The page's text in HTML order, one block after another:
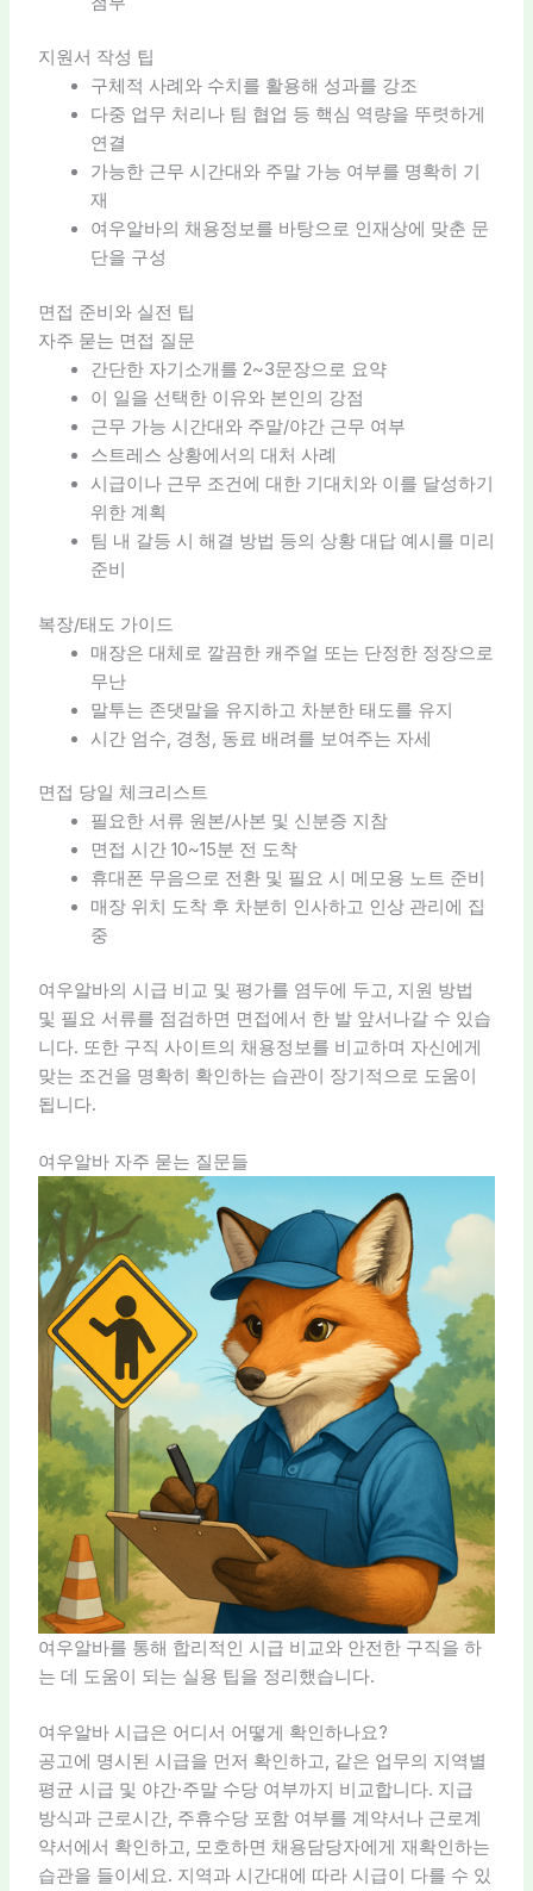
지원서 작성 팁
구체적 사례와 수치를 활용해 성과를 강조
다중 업무 처리나 팀 협업 등 핵심 역량을 뚜렷하게
연결
가능한 근무 시간대와 주말 가능 여부를 명확히 기
재
여우알바의 채용정보를 바탕으로 인재상에 맞춘 문
단을 구성
면접 준비와 실전 팁
자주 묻는 면접 질문
간단한 자기소개를 2~3문장으로 요약
이 일을 선택한 이유와 본인의 강점
근무 가능 시간대와 주말/야간 근무 여부
스트레스 상황에서의 대처 사례
시급이나 근무 조건에 대한 기대치와 이를 달성하기
위한 계획
팀 내 갈등 시 해결 방법 등의 상황 대답 예시를 미리
준비
복장/태도 가이드
매장은 대체로 깔끔한 캐주얼 또는 단정한 정장으로
무난
말투는 존댓말을 유지하고 차분한 태도를 유지
시간 엄수, 경청, 동료 배려를 보여주는 자세
면접 당일 체크리스트
필요한 서류 원본/사본 및 신분증 지참
면접 시간 10~15분 전 도착
휴대폰 무음으로 전환 및 필요 시 메모용 노트 준비
매장 위치 도착 후 차분히 인사하고 인상 관리에 집
중
여우알바의 시급 비교 및 평가를 염두에 두고, 지원 방법
및 필요 서류를 점검하면 면접에서 한 발 앞서나갈 수 있습
니다. 또한 구직 사이트의 채용정보를 비교하며 자신에게
맞는 조건을 명확히 확인하는 습관이 장기적으로 도움이
됩니다.
여우알바 자주 묻는 질문들
여우알바를 통해 합리적인 시급 비교와 안전한 구직을 하
는 데 도움이 되는 실용 팁을 정리했습니다.
여우알바 시급은 어디서 어떻게 확인하나요?
공고에 명시된 시급을 먼저 확인하고, 같은 업무의 지역별
평균 시급 및 야간·주말 수당 여부까지 비교합니다. 지급
방식과 근로시간, 주휴수당 포함 여부를 계약서나 근로계
약서에서 확인하고, 모호하면 채용담당자에게 재확인하는
습관을 들이세요. 지역과 시간대에 따라 시급이 다를 수 있